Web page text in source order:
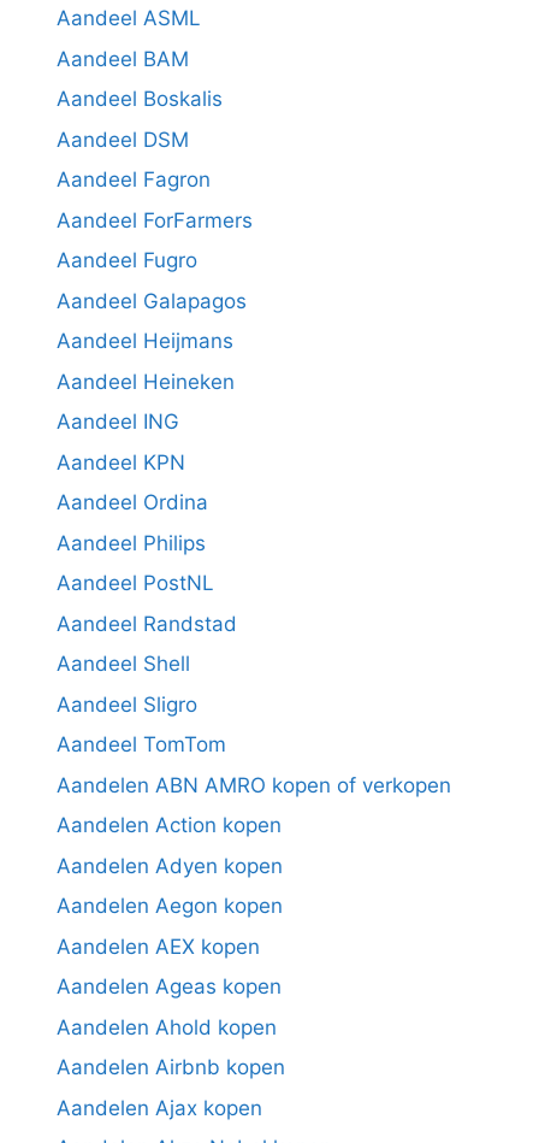
Aandeel ASML
Aandeel BAM
Aandeel Boskalis
Aandeel DSM
Aandeel Fagron
Aandeel ForFarmers
Aandeel Fugro
Aandeel Galapagos
Aandeel Heijmans
Aandeel Heineken
Aandeel ING
Aandeel KPN
Aandeel Ordina
Aandeel Philips
Aandeel PostNL
Aandeel Randstad
Aandeel Shell
Aandeel Sligro
Aandeel TomTom
Aandelen ABN AMRO kopen of verkopen
Aandelen Action kopen
Aandelen Adyen kopen
Aandelen Aegon kopen
Aandelen AEX kopen
Aandelen Ageas kopen
Aandelen Ahold kopen
Aandelen Airbnb kopen
Aandelen Ajax kopen